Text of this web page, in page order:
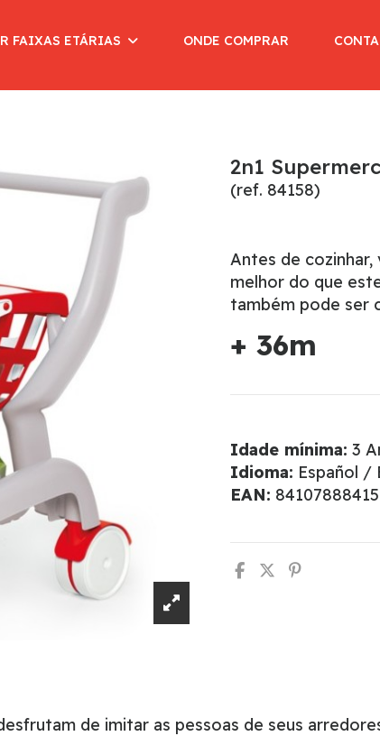
FAIXAS ETÁRIAS ONDE COMPRAR
2n1
(ref. 84158)
Antes de cozinhar,
melhor do que
também pode ser
+ 36m
Idade mínima: 3
Idioma: Español /
EAN:
de imitar as pessoas de seus